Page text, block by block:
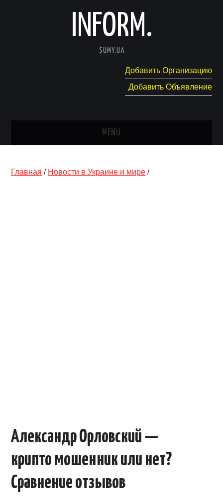
INFORM.
SUMY.UA
Добавить Организацию
Добавить Объявление
MENU
Главная / Новости в Украине и мире /
Александр Орловский —
крипто мошенник или нет?
Сравнение отзывов